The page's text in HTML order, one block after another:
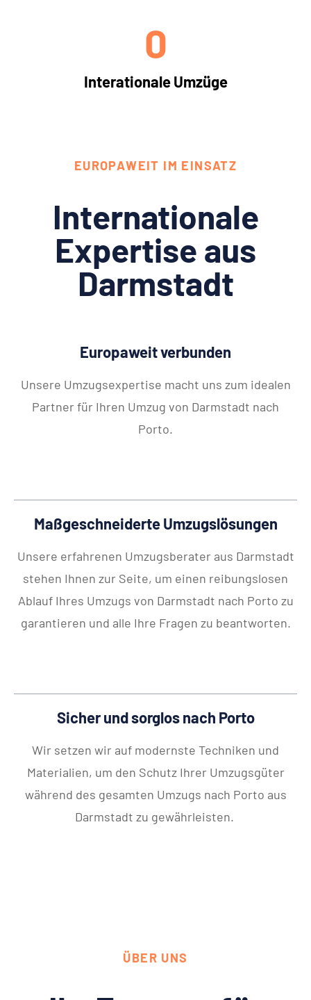
Interationale Umzüge
0
EUROPAWEIT IM EINSATZ
Internationale
Expertise aus
Darmstadt
Europaweit verbunden
Unsere Umzugsexpertise macht uns zum idealen
Partner für Ihren Umzug von Darmstadt nach
Porto.
Maßgeschneiderte Umzugslösungen
Unsere erfahrenen Umzugsberater aus Darmstadt
stehen Ihnen zur Seite, um einen reibungslosen
Ablauf Ihres Umzugs von Darmstadt nach Porto zu
garantieren und alle Ihre Fragen zu beantworten.
Sicher und sorglos nach Porto
Wir setzen wir auf modernste Techniken und
Materialien, um den Schutz Ihrer Umzugsgüter
während des gesamten Umzugs nach Porto aus
Darmstadt zu gewährleisten.
ÜBER UNS